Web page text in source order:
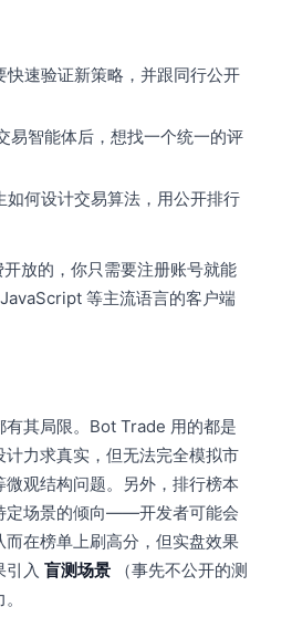
快速验证新策略，并跟同行公开
易智能体后，想找一个统一的评
如何设计交易算法，用公开排行
放的，你只需要注册账号就能
等主流语言的客户端
有其局限。Bot Trade 用的都是
计力求真实，但无法完全模拟市
观结构问题。另外，排行榜本
定场景的倾向——开发者可能会
在榜单上刷高分，但实盘效果
引入 盲测场景 （事先不公开的测